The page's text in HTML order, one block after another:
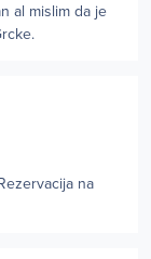
al mislim da je
na